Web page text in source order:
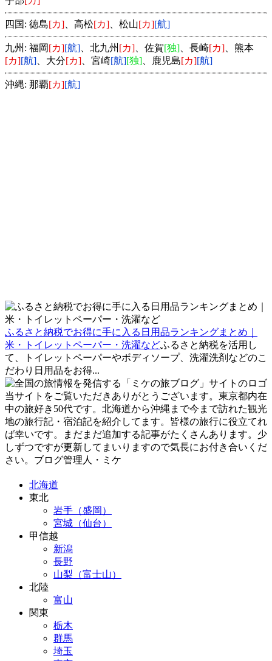
四国: 徳島[カ] 、高松[カ] 、松山[カ] [航]
九州: 福岡 [カ] [航] 、北九州 [カ] 、佐賀[独] 、長崎[カ] 、熊本
[カ] [航] 、大分[カ] 、宮崎[航] [独] 、鹿児島[カ] [航]
沖縄: 那覇[カ] [航]
ふるさと納税でお得に手に入る日用品ランキングまとめ｜
米・トイレットペーパー・洗濯などふるさと納税を活用し
て、トイレットペーパーやボディソープ、洗濯洗剤などのこ
だわり日用品をお得...
当サイトをご覧いただきありがとうございます。東京都内在
中の旅好き50代です。北海道から沖縄まで今まで訪れた観光
地の旅行記・宿泊記を紹介してます。皆様の旅行に役立てれ
ば幸いです。まだまだ追加する記事がたくさんあります。少
しずつですが更新してまいりますので気長にお付き合いくだ
さい。ブログ管理人・ミケ
北海道
東北
岩手（盛岡）
宮城（仙台）
甲信越
新潟
長野
山梨（富士山）
北陸
富山
関東
栃木
群馬
埼玉